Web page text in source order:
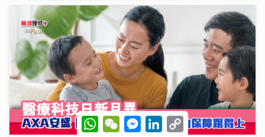
W
h
W
e
M
e
L
C
o